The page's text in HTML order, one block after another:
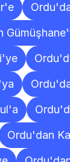
Ordu'dan